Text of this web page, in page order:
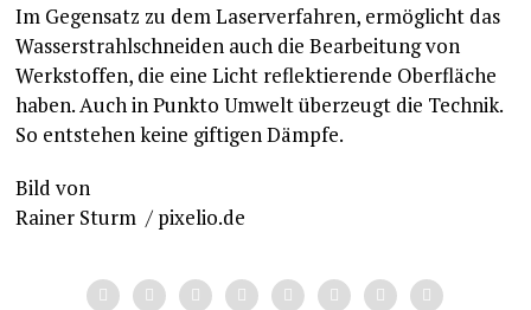
Im Gegensatz zu dem Laserverfahren, ermöglicht das
Wasserstrahlschneiden auch die Bearbeitung von
Werkstoffen, die eine Licht reflektierende Oberfläche
haben. Auch in Punkto Umwelt überzeugt die Technik.
So entstehen keine giftigen Dämpfe.
Bild von
Rainer Sturm / pixelio.de